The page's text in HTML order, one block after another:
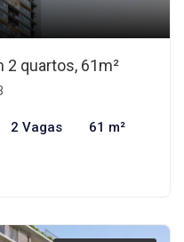
2 quartos, 61m²
2 Vagas 61 m²